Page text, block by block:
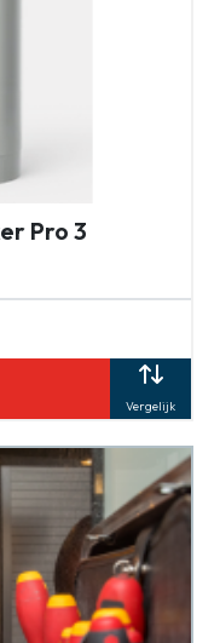
Pro 3
Vergelijk